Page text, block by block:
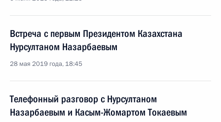
Встреча с первым Президентом Казахстана
Нурсултаном Назарбаевым
28 мая 2019 года, 18:45
Телефонный разговор с Нурсултаном
Назарбаевым и Касым-Жомартом Токаевым